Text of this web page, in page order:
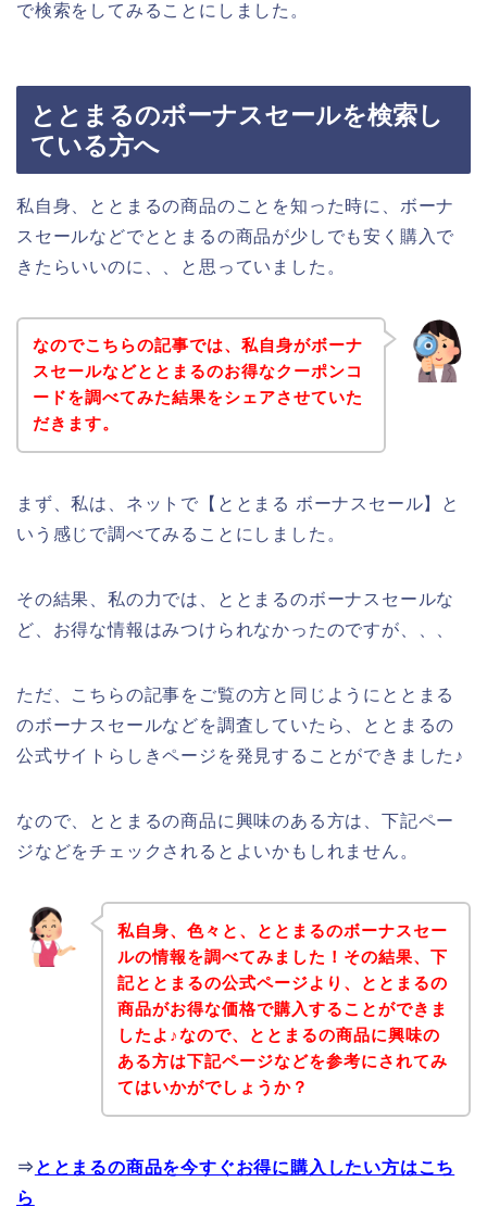
で検索をしてみることにしました。
ととまるのボーナスセールを検索し
ている方へ
私自身、ととまるの商品のことを知った時に、ボーナ
スセールなどでととまるの商品が少しでも安く購入で
きたらいいのに、、と思っていました。
なのでこちらの記事では、私自身がボーナ
スセールなどととまるのお得なクーポンコ
ードを調べてみた結果をシェアさせていた
だきます。
まず、私は、ネットで【ととまる ボーナスセール】と
いう感じで調べてみることにしました。
その結果、私の力では、ととまるのボーナスセールな
ど、お得な情報はみつけられなかったのですが、、、
ただ、こちらの記事をご覧の方と同じようにととまる
のボーナスセールなどを調査していたら、ととまるの
公式サイトらしきページを発見することができました♪
なので、ととまるの商品に興味のある方は、下記ペー
ジなどをチェックされるとよいかもしれません。
私自身、色々と、ととまるのボーナスセー
ルの情報を調べてみました！その結果、下
記ととまるの公式ページより、ととまるの
商品がお得な価格で購入することができま
したよ♪なので、ととまるの商品に興味の
ある方は下記ページなどを参考にされてみ
てはいかがでしょうか？
⇒ ととまるの商品を今すぐお得に購入したい方はこち
ら